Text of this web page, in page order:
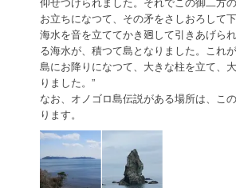
お立ちになつて、その矛をさしおろして
海水を音を立ててかき𢌞して引きあげら
る海水が、積つて島となりました。これ
島にお降りになつて、大きな柱を立て、
りました。”
なお、オノゴロ島伝説がある場所は、こ
ります。